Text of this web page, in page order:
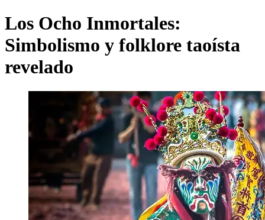
Los Ocho Inmortales:
Simbolismo y folklore taoísta
revelado